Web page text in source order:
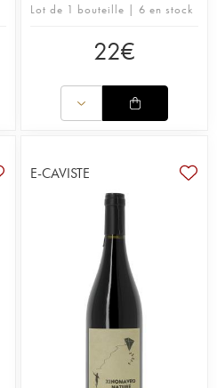
Lot de 1 bouteille | 6 en stock
22€
E-CAVISTE